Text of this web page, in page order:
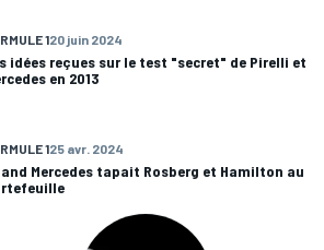
120 juin 2024
idées reçues sur le test "secret" de Pirelli et
en 2013
125 avr. 2024
Mercedes tapait Rosberg et Hamilton au